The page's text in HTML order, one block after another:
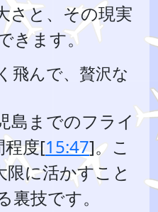
さと、その現実
きます。
飛んで、贅沢な
島までのフライ
程度[15:47]。こ
限に活かすこと
技です。